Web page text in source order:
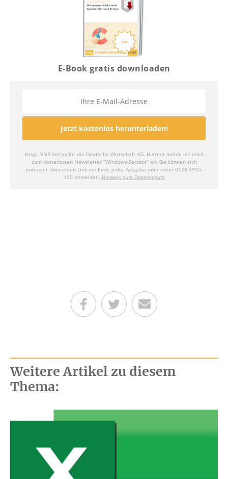
Teilen auf Facebook
Teilen auf Twitter
Per E-Mail senden
Weitere Artikel zu diesem
Thema: